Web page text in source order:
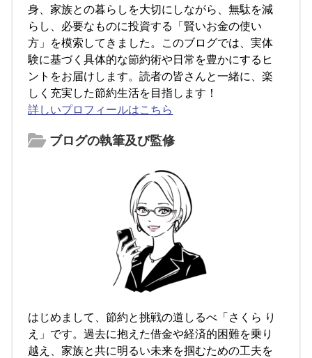
身、家族との暮らしを大切にしながら、無駄を減
らし、必要なものに投資する「賢いお金の使い
方」を模索してきました。このブログでは、実体
験に基づく具体的な節約術や日常を豊かにするヒ
ントをお届けします。読者の皆さんと一緒に、楽
しく充実した節約生活を目指します！
詳しいプロフィールはこちら
ブログの執筆及び監修
はじめまして、節約と挑戦の道しるべ「さくら り
え」です。過去に抱えた借金や経済的困難を乗り
越え、家族と共に明るい未来を掴むための工夫を